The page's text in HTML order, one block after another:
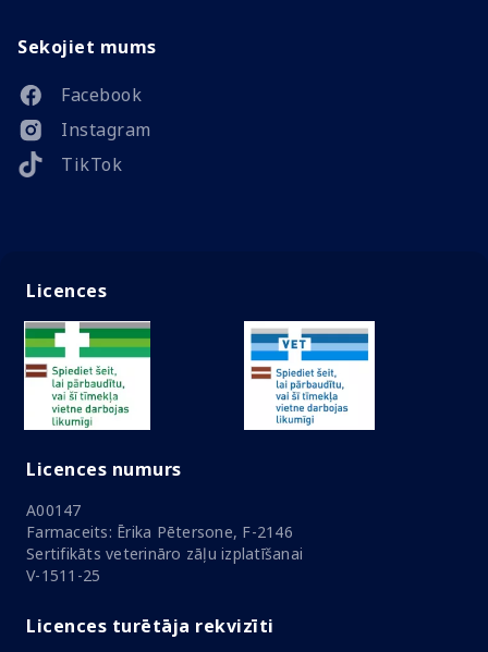
Sekojiet mums
Facebook
Instagram
TikTok
Licences
Licences numurs
A00147
Farmaceits: Ērika Pētersone, F-2146
Sertifikāts veterināro zāļu izplatīšanai
V-1511-25
Licences turētāja rekvizīti